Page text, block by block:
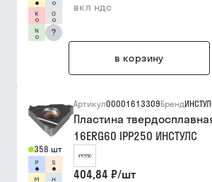
?
вкл ндс
в корзину
358 шт
Артикул00001613309Бренд
Пластина
16ERG60 IPP250 ИНСТУЛС
404,84 ₽/шт